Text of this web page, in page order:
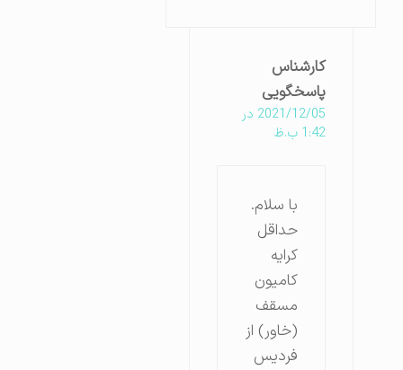
کارشناس
پاسخگویی
2021/12/05 در
با سلام.
حداقل
کرایه
کامیون
مسقف
(خاور) از
فردیس